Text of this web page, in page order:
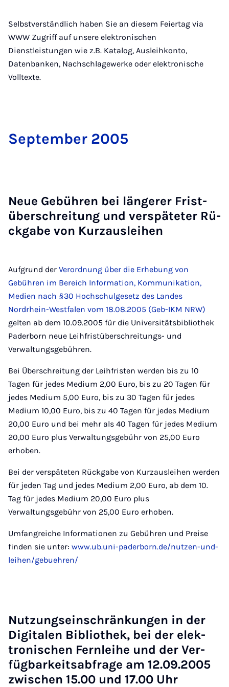
Selbstverständlich haben Sie an diesem Feiertag via
WWW Zugriff auf unsere elektronischen
Dienstleistungen wie z.B. Katalog, Ausleihkonto,
Datenbanken, Nachschlagewerke oder elektronische
Volltexte.
Sep­tem­ber 2005
Neue Ge­büh­ren bei län­ge­rer Fri­st­
über­schrei­tung und ver­spä­te­ter Rü­
ck­ga­be von Kurz­aus­lei­hen
Aufgrund der Verordnung über die Erhebung von
Gebühren im Bereich Information, Kommunikation,
Medien nach §30 Hochschulgesetz des Landes
Nordrhein-Westfalen vom 18.08.2005 (Geb-IKM NRW)
gelten ab dem 10.09.2005 für die Universitätsbibliothek
Paderborn neue Leihfristüberschreitungs- und
Verwaltungsgebühren.
Bei Überschreitung der Leihfristen werden bis zu 10
Tagen für jedes Medium 2,00 Euro, bis zu 20 Tagen für
jedes Medium 5,00 Euro, bis zu 30 Tagen für jedes
Medium 10,00 Euro, bis zu 40 Tagen für jedes Medium
20,00 Euro und bei mehr als 40 Tagen für jedes Medium
20,00 Euro plus Verwaltungsgebühr von 25,00 Euro
erhoben.
Bei der verspäteten Rückgabe von Kurzausleihen werden
für jeden Tag und jedes Medium 2,00 Euro, ab dem 10.
Tag für jedes Medium 20,00 Euro plus
Verwaltungsgebühr von 25,00 Euro erhoben.
Umfangreiche Informationen zu Gebühren und Preise
finden sie unter: www.ub.uni-paderborn.de/nutzen-und-
leihen/gebuehren/
Nut­zungs­ein­schrän­kun­gen in der
Di­gi­ta­len Bi­blio­thek, bei der elek­
tro­ni­schen Fern­lei­he und der Ver­
füg­bar­keits­ab­fra­ge am 12.09.2005
zwi­schen 15.00 und 17.00 Uhr